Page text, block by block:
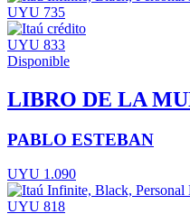
UYU 735
UYU 833
Disponible
LIBRO DE LA
PABLO ESTEBAN
UYU 1.090
UYU 818